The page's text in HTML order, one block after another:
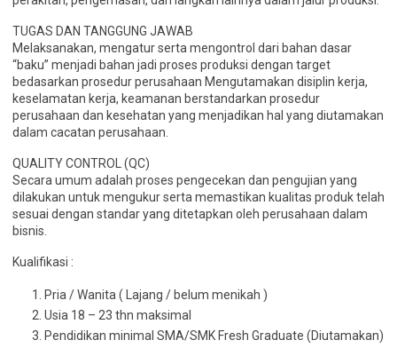
TUGAS DAN TANGGUNG JAWAB
Melaksanakan, mengatur serta mengontrol dari bahan dasar
“baku” menjadi bahan jadi proses produksi dengan target
bedasarkan prosedur perusahaan Mengutamakan disiplin kerja,
keselamatan kerja, keamanan berstandarkan prosedur
perusahaan dan kesehatan yang menjadikan hal yang diutamakan
dalam cacatan perusahaan.
QUALITY CONTROL (QC)
Secara umum adalah proses pengecekan dan pengujian yang
dilakukan untuk mengukur serta memastikan kualitas produk telah
sesuai dengan standar yang ditetapkan oleh perusahaan dalam
bisnis.
Kualifikasi :
Pria / Wanita ( Lajang / belum menikah )
Usia 18 – 23 thn maksimal
Pendidikan minimal SMA/SMK Fresh Graduate (Diutamakan)